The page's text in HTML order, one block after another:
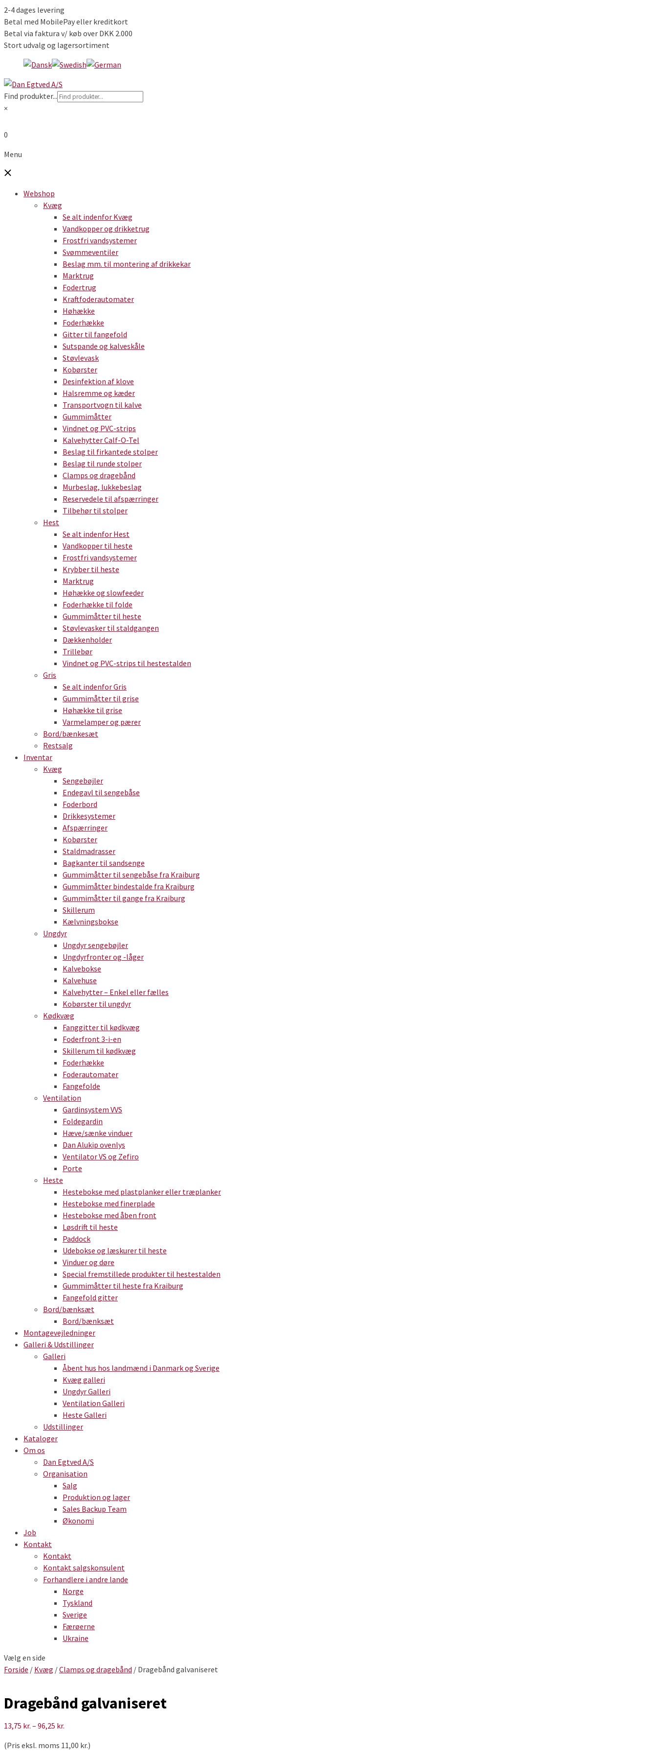
2-4 dages levering
Betal med MobilePay eller kreditkort
Betal via faktura v/ køb over DKK 2.000
Stort udvalg og lagersortiment
Find produkter...
×
0
Menu
Webshop
Kvæg
Se alt indenfor Kvæg
Vandkopper og drikketrug
Frostfri vandsystemer
Svømmeventiler
Beslag mm. til montering af drikkekar
Marktrug
Fodertrug
Kraftfoderautomater
Høhække
Foderhække
Gitter til fangefold
Sutspande og kalveskåle
Støvlevask
Kobørster
Desinfektion af klove
Halsremme og kæder
Transportvogn til kalve
Gummimåtter
Vindnet og PVC-strips
Kalvehytter Calf-O-Tel
Beslag til firkantede stolper
Beslag til runde stolper
Clamps og dragebånd
Murbeslag, lukkebeslag
Reservedele til afspærringer
Tilbehør til stolper
Hest
Se alt indenfor Hest
Vandkopper til heste
Frostfri vandsystemer
Krybber til heste
Marktrug
Høhække og slowfeeder
Foderhække til folde
Gummimåtter til heste
Støvlevasker til staldgangen
Dækkenholder
Trillebør
Vindnet og PVC-strips til hestestalden
Gris
Se alt indenfor Gris
Gummimåtter til grise
Høhække til grise
Varmelamper og pærer
Bord/bænkesæt
Restsalg
Inventar
Kvæg
Sengebøjler
Endegavl til sengebåse
Foderbord
Drikkesystemer
Afspærringer
Kobørster
Staldmadrasser
Bagkanter til sandsenge
Gummimåtter til sengebåse fra Kraiburg
Gummimåtter bindestalde fra Kraiburg
Gummimåtter til gange fra Kraiburg
Skillerum
Kælvningsbokse
Ungdyr
Ungdyr sengebøjler
Ungdyrfronter og -låger
Kalvebokse
Kalvehuse
Kalvehytter – Enkel eller fælles
Kobørster til ungdyr
Kødkvæg
Fanggitter til kødkvæg
Foderfront 3-i-en
Skillerum til kødkvæg
Foderhække
Foderautomater
Fangefolde
Ventilation
Gardinsystem VVS
Foldegardin
Hæve/sænke vinduer
Dan Alukip ovenlys
Ventilator VS og Zefiro
Porte
Heste
Hestebokse med plastplanker eller træplanker
Hestebokse med finerplade
Hestebokse med åben front
Løsdrift til heste
Paddock
Udebokse og læskurer til heste
Vinduer og døre
Special fremstillede produkter til hestestalden
Gummimåtter til heste fra Kraiburg
Fangefold gitter
Bord/bænksæt
Bord/bænksæt
Montagevejledninger
Galleri & Udstillinger
Galleri
Åbent hus hos landmænd i Danmark og Sverige
Kvæg galleri
Ungdyr Galleri
Ventilation Galleri
Heste Galleri
Udstillinger
Kataloger
Om os
Dan Egtved A/S
Organisation
Salg
Produktion og lager
Sales Backup Team
Økonomi
Job
Kontakt
Kontakt
Kontakt salgskonsulent
Forhandlere i andre lande
Norge
Tyskland
Sverige
Færøerne
Ukraine
Vælg en side
Forside / Kvæg /Clamps og dragebånd / Dragebånd galvaniseret
Dragebånd galvaniseret
13,75 kr. – 96,25 kr.
til
(Pris eksl. moms 11,00 kr.)